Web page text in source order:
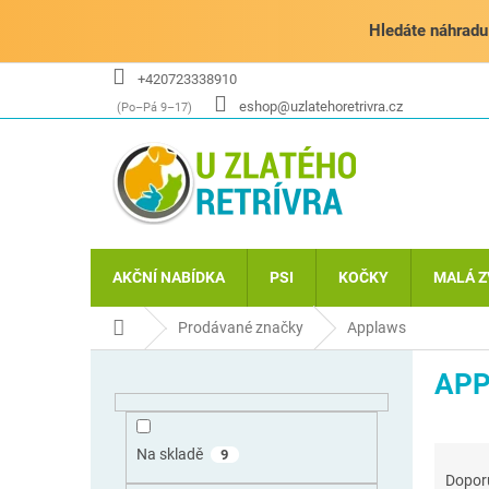
Hledáte
+420723338910
eshop@uzlatehoretrivra.cz
AKČNÍ NABÍDKA PSI KOČKY MALÁ
Domů Prodávané značky Applaws
Na skladě 9